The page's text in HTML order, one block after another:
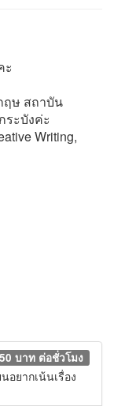
ะ
ษ สถาบัน
ระบังค่ะ
Writing,
บาท ต่อชั่วโมง
ยากเน้นเรื่อง